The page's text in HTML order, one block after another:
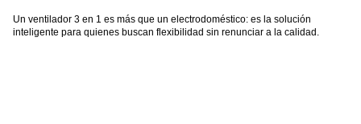
Un ventilador 3 en 1 es más que un electrodoméstico: es la solución
inteligente para quienes buscan flexibilidad sin renunciar a la calidad.